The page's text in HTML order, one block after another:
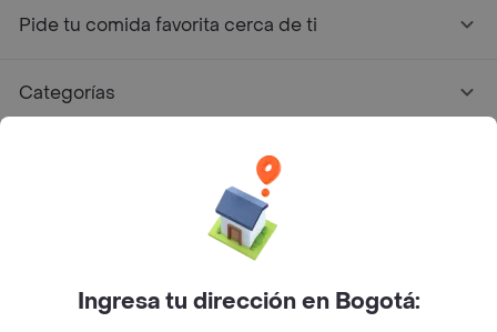
Pide tu comida favorita cerca de ti
Categorías
Facebook
Twitter
Instagram
Ingresa tu dirección en Bogotá: